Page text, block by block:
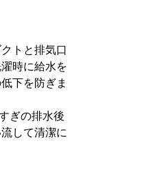
トと排気口
時に給水を
下を防ぎま
ぎの排水後
して清潔に